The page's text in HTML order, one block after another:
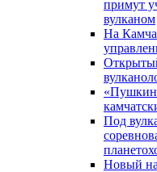
примут
вулканом
На
Под
Новый